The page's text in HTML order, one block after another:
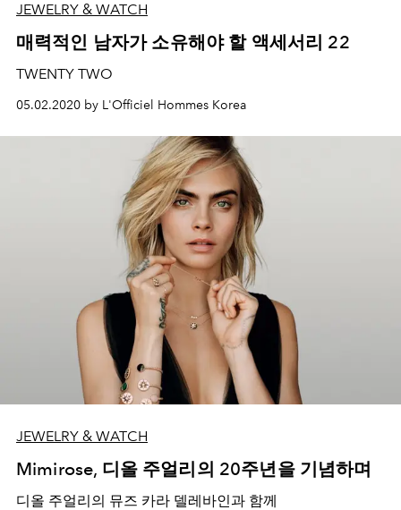
JEWELRY & WATCH
매력적인 남자가 소유해야 할 액세서리 22
TWENTY TWO
05.02.2020 by L'Officiel Hommes Korea
JEWELRY & WATCH
Mimirose, 디올 주얼리의 20주년을 기념하며
디올 주얼리의 뮤즈 카라 델레바인과 함께